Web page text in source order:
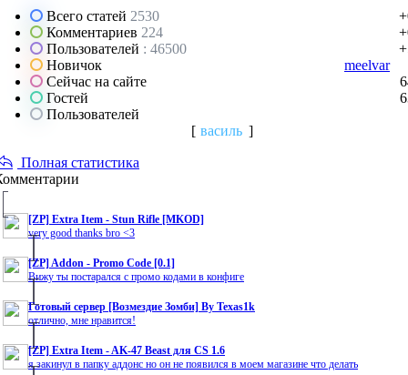
Всего статей 2530
Комментариев 224
Пользователей : 46500
Новичок
meelvar
Сейчас на сайте
Гостей
Пользователей
[ василь ]
Полная статистика
[ZP] Extra Item - Stun Rifle [MKOD]
very good thanks bro <3
[ZP] Addon - Promo Code [0.1]
Вижу ты постарался с промо кодами в конфиге
Готовый сервер [Возмездие Зомби] By Texas1k
отлично, мне нравится!
[ZP] Extra Item - AK-47 Beast для CS 1.6
я закинул в папку аддонс но он не появился в моем магазине что делать